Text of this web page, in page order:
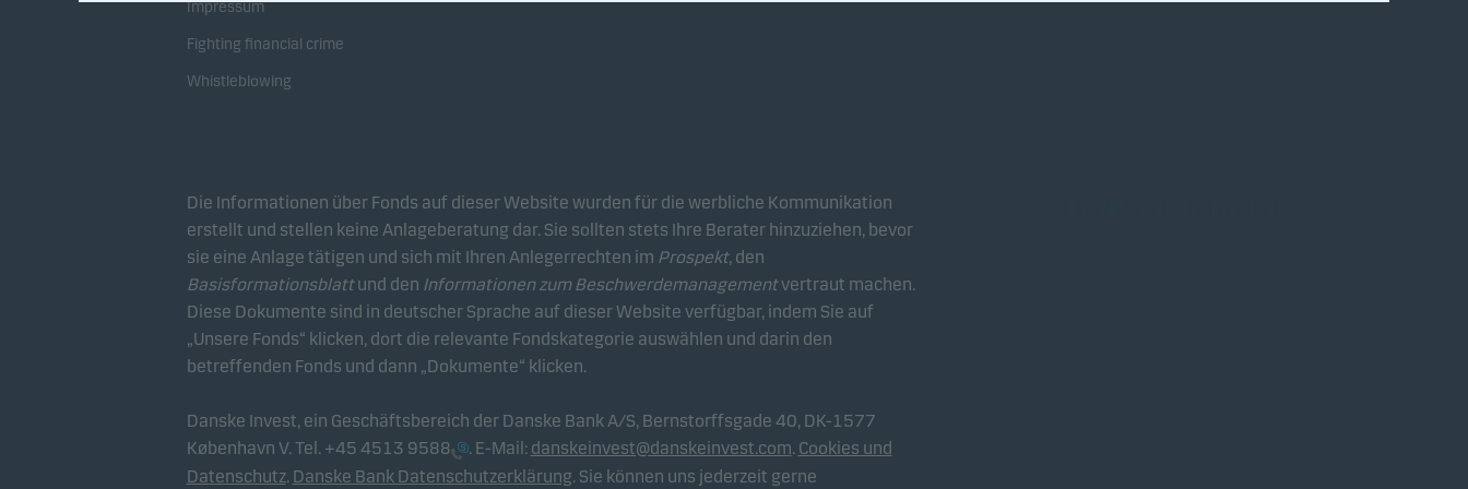
Impressum
Fighting financial crime
Whistleblowing
Die Informationen über Fonds auf dieser Website wurden für die werbliche Kommunikation
erstellt und stellen keine Anlageberatung dar. Sie sollten stets Ihre Berater hinzuziehen, bevor
sie eine Anlage tätigen und sich mit Ihren Anlegerrechten im Prospekt, den
Basisformationsblattund den Informationen zum Beschwerdemanagementvertraut machen.
Diese Dokumente sind in deutscher Sprache auf dieser Website verfügbar, indem Sie auf
„Unsere Fonds“ klicken, dort die relevante Fondskategorie auswählen und darin den
betreffenden Fonds und dann „Dokumente“ klicken.
Danske Invest, ein Geschäftsbereich der Danske Bank A/S, Bernstorffsgade 40, DK-1577
København V. Tel. +45 4513 9588 . E-Mail: danskeinvest@danskeinvest.com. Cookies und
Datenschutz. Danske Bank Datenschutzerklärung. Sie können uns jederzeit gerne